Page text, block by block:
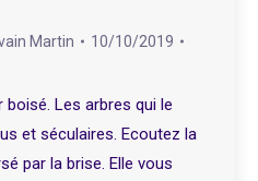
Martin
10/10/2019
Les arbres qui le
et séculaires. Ecoutez la
par la brise. Elle vous